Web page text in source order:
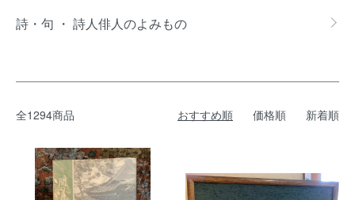
詩・句 ・ 詩人俳人のよみもの
全1294商品 おすすめ順 価格順 新着順